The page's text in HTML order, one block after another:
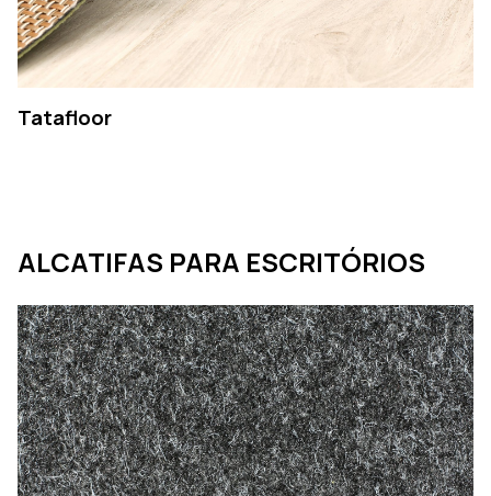
Tatafloor
ALCATIFAS PARA ESCRITÓRIOS